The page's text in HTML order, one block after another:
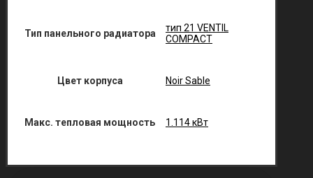
Тип панельного радиатора
тип 21 VENTIL
COMPACT
Цвет корпуса Noir Sable
Макс. тепловая мощность 1.114 кВт